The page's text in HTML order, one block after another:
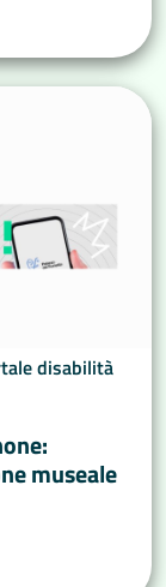
disabilità
museale